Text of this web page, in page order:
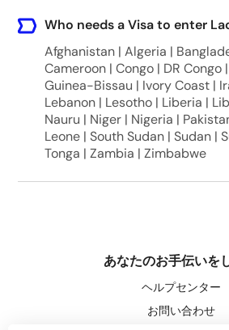
Who needs a Visa to enter
Afghanistan | Algeria |
Cameroon | Congo | DR Congo
Guinea-Bissau | Ivory Coast |
Lebanon | Lesotho | Liberia |
Nauru | Niger | Nigeria |
Leone | South Sudan | Sudan |
Tonga | Zambia | Zimbabwe
あなたのお手伝いを
ヘルプセンター
お問い合わせ